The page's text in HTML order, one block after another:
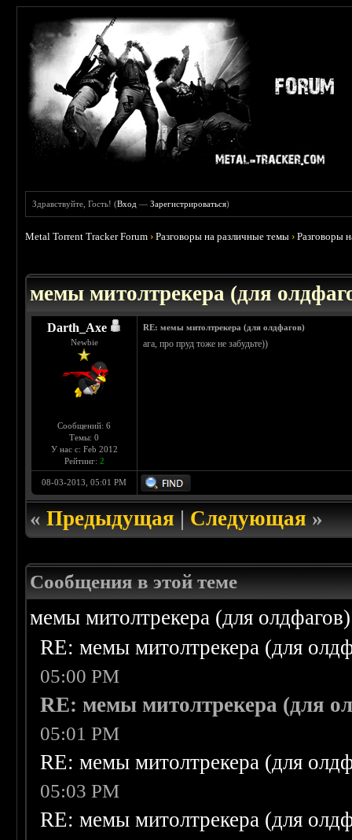
Здравствуйте, Гость! (Вход —Зарегистрироваться)
Metal Torrent Tracker Forum ›Разговоры на различные темы ›Разговоры
мемы митолтрекера (для
Darth_Axe
Newbie
Сообщений: 6
Темы: 0
У нас с: Feb 2012
Рейтинг: 2
RE: мемы митолтрекера (для олдфагов)
ага, про пруд тоже не забудьте))
08-03-2013, 05:01 PM
«Предыдущая|Следующая»
Сообщения в этой теме
мемы митолтрекера (для олдфагов)
RE: мемы митолтрекера (для
05:00 PM
RE: мемы митолтрекера (для
05:01 PM
RE: мемы митолтрекера (для
05:03 PM
RE: мемы митолтрекера (для